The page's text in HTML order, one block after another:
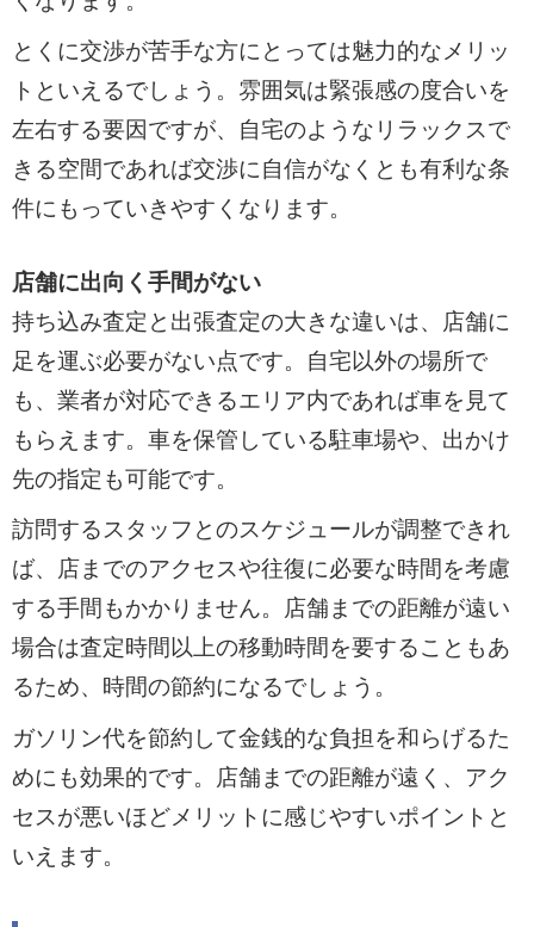
とくに交渉が苦手な方にとっては魅力的なメリッ
トといえるでしょう。雰囲気は緊張感の度合いを
左右する要因ですが、自宅のようなリラックスで
きる空間であれば交渉に自信がなくとも有利な条
件にもっていきやすくなります。
店舗に出向く手間がない
持ち込み査定と出張査定の大きな違いは、店舗に
足を運ぶ必要がない点です。自宅以外の場所で
も、業者が対応できるエリア内であれば車を見て
もらえます。車を保管している駐車場や、出かけ
先の指定も可能です。
訪問するスタッフとのスケジュールが調整できれ
ば、店までのアクセスや往復に必要な時間を考慮
する手間もかかりません。店舗までの距離が遠い
場合は査定時間以上の移動時間を要することもあ
るため、時間の節約になるでしょう。
ガソリン代を節約して金銭的な負担を和らげるた
めにも効果的です。店舗までの距離が遠く、アク
セスが悪いほどメリットに感じやすいポイントと
いえます。